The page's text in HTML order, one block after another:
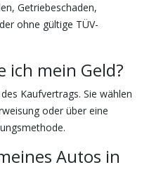
Getriebeschaden,
ohne gültige TÜV-
ich mein Geld?
Kaufvertrags. Sie wählen
oder über eine
Autos in